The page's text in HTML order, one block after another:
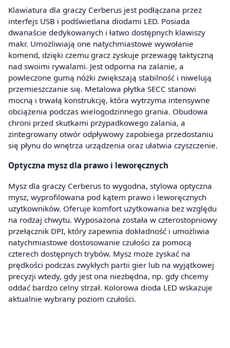
Klawiatura dla graczy Cerberus jest podłączana przez
interfejs USB i podświetlana diodami LED. Posiada
dwanaście dedykowanych i łatwo dostępnych klawiszy
makr. Umożliwiają one natychmiastowe wywołanie
komend, dzięki czemu gracz zyskuje przewagę taktyczną
nad swoimi rywalami. Jest odporna na zalanie, a
powleczone gumą nóżki zwiększają stabilność i niwelują
przemieszczanie się. Metalowa płytka SECC stanowi
mocną i trwałą konstrukcję, która wytrzyma intensywne
obciążenia podczas wielogodzinnego grania. Obudowa
chroni przed skutkami przypadkowego zalania, a
zintegrowany otwór odpływowy zapobiega przedostaniu
się płynu do wnętrza urządzenia oraz ułatwia czyszczenie.
Optyczna mysz dla prawo i leworęcznych
Mysz dla graczy Cerberus to wygodna, stylowa optyczna
mysz, wyprofilowana pod kątem prawo i leworęcznych
użytkowników. Oferuje komfort użytkowania bez względu
na rodzaj chwytu. Wyposażona została w czterostopniowy
przełącznik DPI, który zapewnia dokładność i umożliwia
natychmiastowe dostosowanie czułości za pomocą
czterech dostępnych trybów. Mysz może zyskać na
prędkości podczas zwykłych partii gier lub na wyjątkowej
precyzji wtedy, gdy jest ona niezbędna, np. gdy chcemy
oddać bardzo celny strzał. Kolorowa dioda LED wskazuje
aktualnie wybrany poziom czułości.